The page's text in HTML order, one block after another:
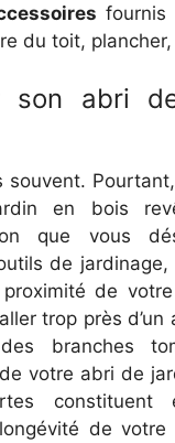
fournis
du toit,
son abri
souvent. Pourtant,
en bois
que vous
de
proximité de
trop près d’un
branches
votre abri de
constituent
de votre